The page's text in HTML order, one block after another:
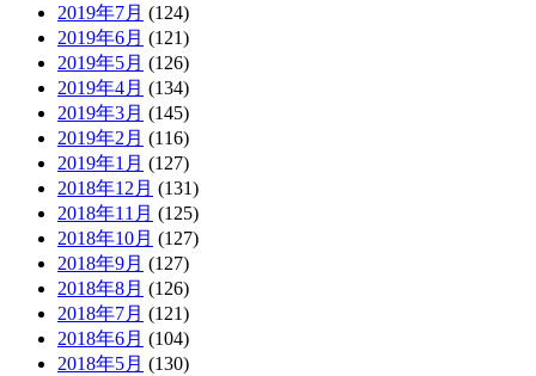
2019年7月 (124)
2019年6月 (121)
2019年5月 (126)
2019年4月 (134)
2019年3月 (145)
2019年2月 (116)
2019年1月 (127)
2018年12月 (131)
2018年11月 (125)
2018年10月 (127)
2018年9月 (127)
2018年8月 (126)
2018年7月 (121)
2018年6月 (104)
2018年5月 (130)